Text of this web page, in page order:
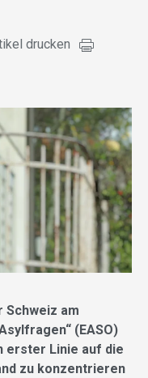
drucken
Schweiz am
(EASO)
erster Linie auf die
zu konzentrieren